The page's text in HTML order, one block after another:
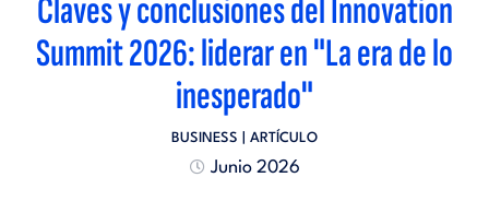
Claves y conclusiones del Innovation
Summit 2026: liderar en "La era de lo
inesperado"
BUSINESS | ARTÍCULO
Junio 2026